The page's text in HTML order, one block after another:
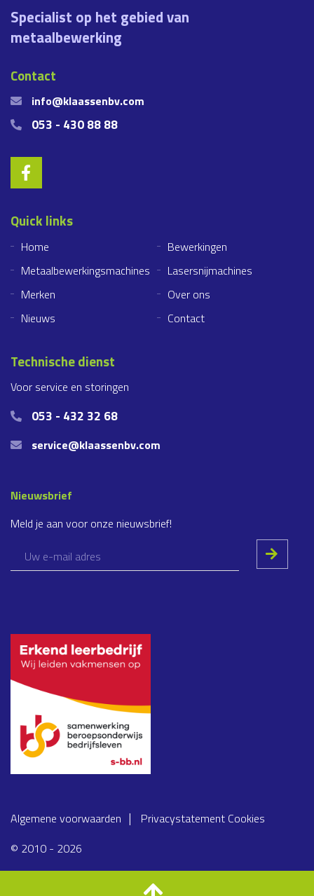
Specialist op het gebied van
metaalbewerking
Contact
info@klaassenbv.com
053 - 430 88 88
Quick links
Home
Bewerkingen
Metaalbewerkingsmachines
Lasersnijmachines
Merken
Over ons
Nieuws
Contact
Technische dienst
Voor service en storingen
053 - 432 32 68
service@klaassenbv.com
Nieuwsbrief
Meld je aan voor onze nieuwsbrief!
Algemene voorwaarden Privacystatement Cookies
© 2010 - 2026